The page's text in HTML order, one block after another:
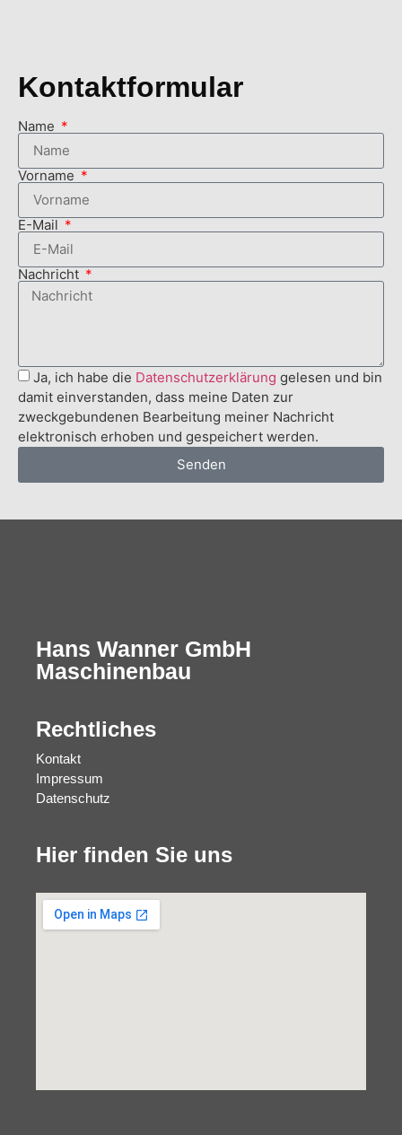
Kontaktformular
Name
Vorname
E-Mail
Nachricht
Ja, ich habe die Datenschutzerklärung gelesen und bin
damit einverstanden, dass meine Daten zur
zweckgebundenen Bearbeitung meiner Nachricht
elektronisch erhoben und gespeichert werden.
Senden
Hans Wanner GmbH
Maschinenbau
Rechtliches
Kontakt
Impressum
Datenschutz
Hier finden Sie uns